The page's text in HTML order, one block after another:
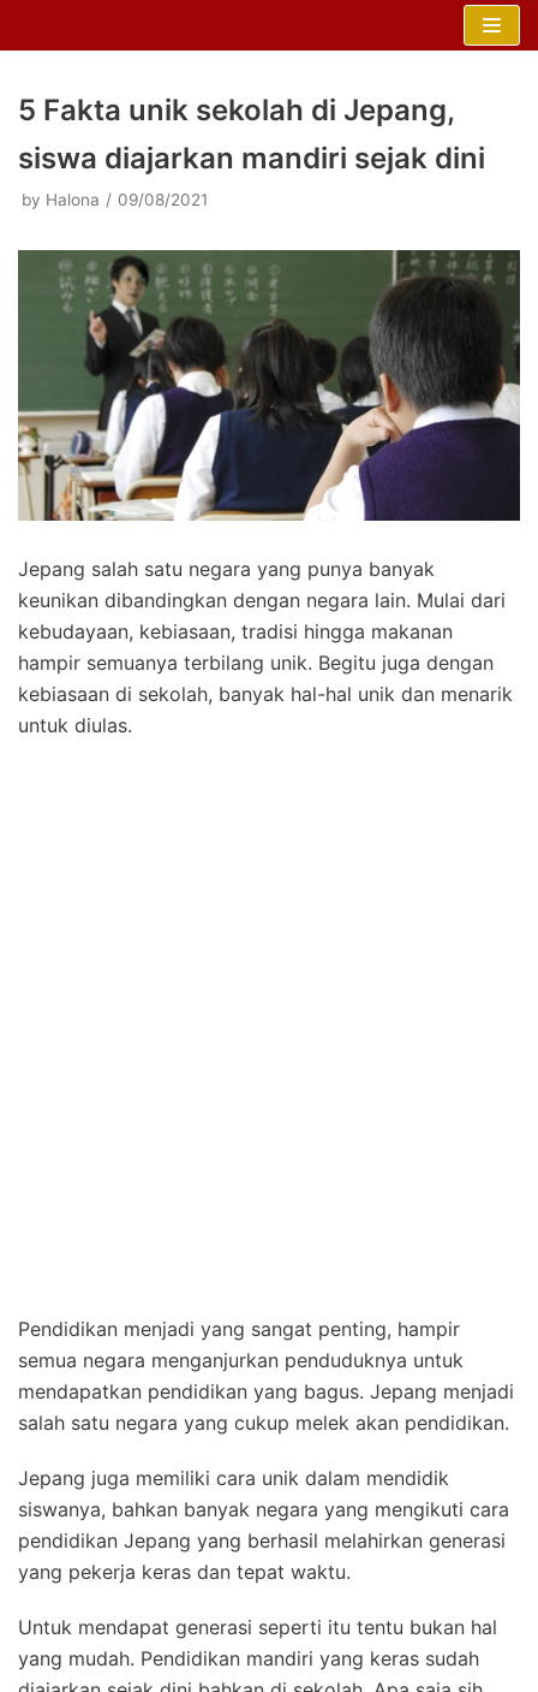
5 Fakta unik sekolah di Jepang,
siswa diajarkan mandiri sejak dini
by Halona 09/08/2021
Jepang salah satu negara yang punya banyak
keunikan dibandingkan dengan negara lain. Mulai dari
kebudayaan, kebiasaan, tradisi hingga makanan
hampir semuanya terbilang unik. Begitu juga dengan
kebiasaan di sekolah, banyak hal-hal unik dan menarik
untuk diulas.
Pendidikan menjadi yang sangat penting, hampir
semua negara menganjurkan penduduknya untuk
mendapatkan pendidikan yang bagus. Jepang menjadi
salah satu negara yang cukup melek akan pendidikan.
Jepang juga memiliki cara unik dalam mendidik
siswanya, bahkan banyak negara yang mengikuti cara
pendidikan Jepang yang berhasil melahirkan generasi
yang pekerja keras dan tepat waktu.
Untuk mendapat generasi seperti itu tentu bukan hal
yang mudah. Pendidikan mandiri yang keras sudah